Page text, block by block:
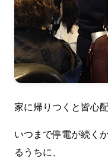
家に帰りつくと皆心
いつまで停電が続く
るうちに、